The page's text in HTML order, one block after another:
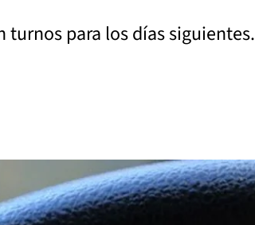
turnos para los días siguientes.